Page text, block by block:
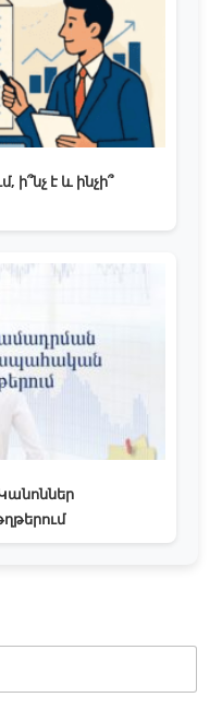
է և ինչի՞